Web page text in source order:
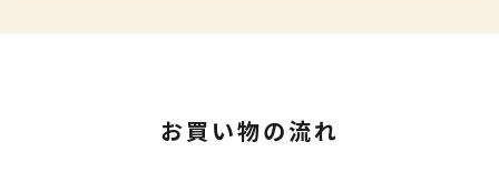
お買い物の流れ